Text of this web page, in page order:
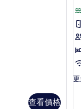
查看價格
更